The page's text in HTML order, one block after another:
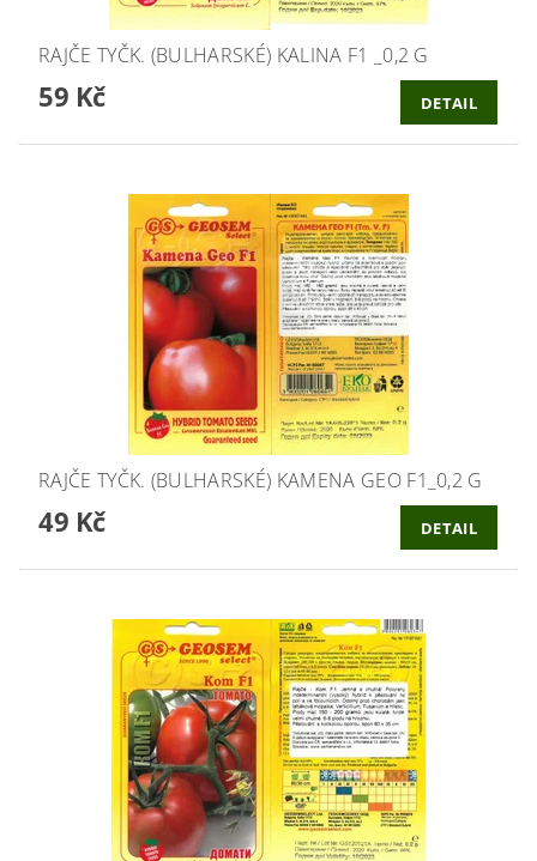
RAJČE TYČK. (BULHARSKÉ) KALINA F1 _0,2 G
59 Kč DETAIL
RAJČE TYČK. (BULHARSKÉ) KAMENA GEO F1_0,2 G
49 Kč DETAIL